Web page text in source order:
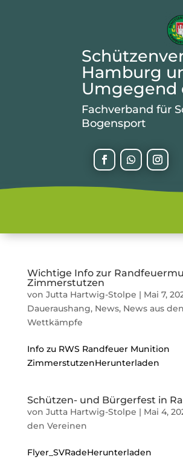
Hamburg
Umgegend
Fachverband für
Bogensport
Wichtige Info zur
Zimmerstutzen
von Jutta Hartwig-Stolpe | Mai 7,
Daueraushang, News, News aus
Wettkämpfe
Info zu RWS Randfeuer Munition
ZimmerstutzenHerunterladen
Schützen- und Bürgerfest in
von Jutta Hartwig-Stolpe | Mai 4,
den Vereinen
Flyer_SVRadeHerunterladen